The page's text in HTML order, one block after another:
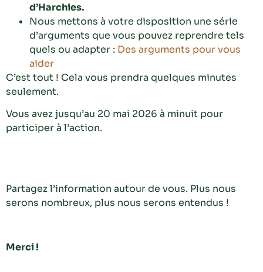
d’Harchies.
Nous mettons à votre disposition une série
d’arguments que vous pouvez reprendre tels
quels ou adapter : Des arguments pour vous
aider
C’est tout ! Cela vous prendra quelques minutes
seulement.
Vous avez jusqu’au 20 mai 2026 à minuit pour
participer à l’action.
Partagez l’information autour de vous. Plus nous
serons nombreux, plus nous serons entendus !
Merci !